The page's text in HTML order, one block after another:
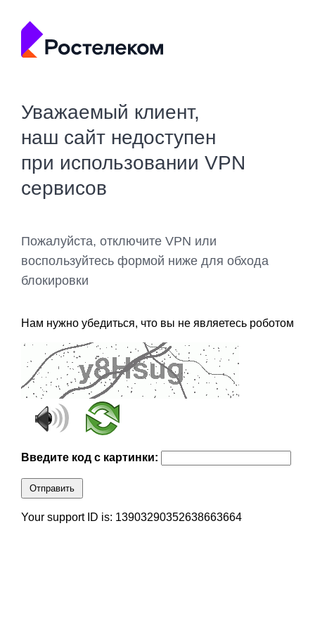
Уважаемый клиент,
наш сайт недоступен
при использовании VPN
сервисов
Пожалуйста, отключите VPN или
воспользуйтесь формой ниже для обхода
блокировки
Нам нужно убедиться, что вы не являетесь роботом
Введите код с картинки:
Отправить
Your support ID is: 13903290352638663664